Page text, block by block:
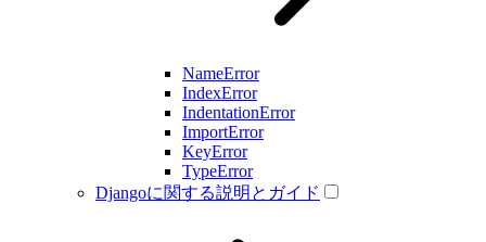
NameError
IndexError
IndentationError
ImportError
KeyError
TypeError
Djangoに関する説明とガイド